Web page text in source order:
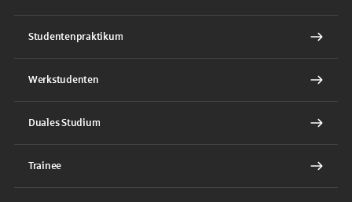
Studentenpraktikum
Werkstudenten
Duales Studium
Trainee